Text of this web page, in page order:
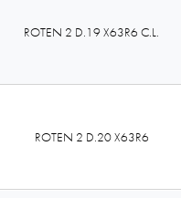
ROTEN 2 D.19 X63R6 C.L.
ROTEN 2 D.20 X63R6